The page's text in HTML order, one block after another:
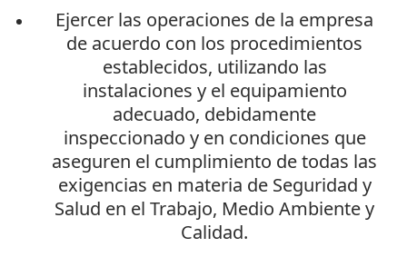
Ejercer las operaciones de la empresa
de acuerdo con los procedimientos
establecidos, utilizando las
instalaciones y el equipamiento
adecuado, debidamente
inspeccionado y en condiciones que
aseguren el cumplimiento de todas las
exigencias en materia de Seguridad y
Salud en el Trabajo, Medio Ambiente y
Calidad.